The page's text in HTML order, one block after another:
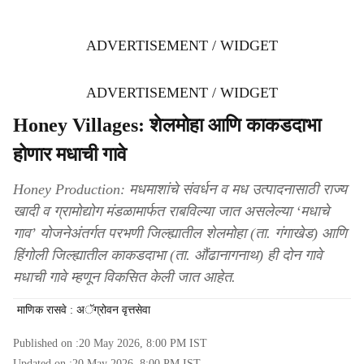
ADVERTISEMENT / WIDGET
ADVERTISEMENT / WIDGET
Honey Villages: शेलमोहा आणि काकडदाभा
होणार मधाची गावे
Honey Production: मधमाशांचे संवर्धन व मध उत्पादनासाठी राज्य
खादी व ग्रामोद्योग मंडळामार्फत राबविल्या जात असलेल्या ‘मधाचे
गाव’ योजनेअंतर्गत परभणी जिल्ह्यातील शेलमोहा (ता. गंगाखेड) आणि
हिंगोली जिल्ह्यातील काकडदाभा (ता. औंढानागनाथ) ही दोन गावे
मधाची गावे म्हणून विकसित केली जात आहेत.
माणिक रासवे : अॅग्रोवन वृत्तसेवा
Published on :20 May 2026, 8:00 PM IST